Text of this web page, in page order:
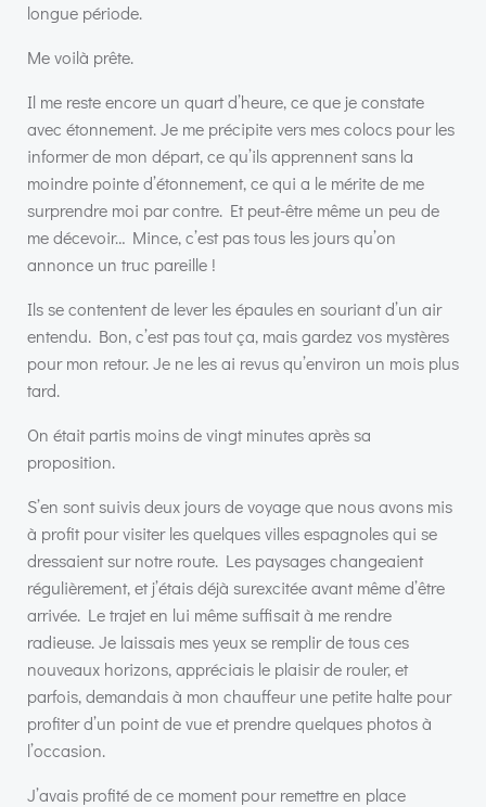
longue période.
Me voilà prête.
Il me reste encore un quart d’heure, ce que je constate
avec étonnement. Je me précipite vers mes colocs pour les
informer de mon départ, ce qu’ils apprennent sans la
moindre pointe d’étonnement, ce qui a le mérite de me
surprendre moi par contre. Et peut-être même un peu de
me décevoir… Mince, c’est pas tous les jours qu’on
annonce un truc pareille !
Ils se contentent de lever les épaules en souriant d’un air
entendu. Bon, c’est pas tout ça, mais gardez vos mystères
pour mon retour. Je ne les ai revus qu’environ un mois plus
tard.
On était partis moins de vingt minutes après sa
proposition.
S’en sont suivis deux jours de voyage que nous avons mis
à profit pour visiter les quelques villes espagnoles qui se
dressaient sur notre route. Les paysages changeaient
régulièrement, et j’étais déjà surexcitée avant même d’être
arrivée. Le trajet en lui même suffisait à me rendre
radieuse. Je laissais mes yeux se remplir de tous ces
nouveaux horizons, appréciais le plaisir de rouler, et
parfois, demandais à mon chauffeur une petite halte pour
profiter d’un point de vue et prendre quelques photos à
l’occasion.
J’avais profité de ce moment pour remettre en place